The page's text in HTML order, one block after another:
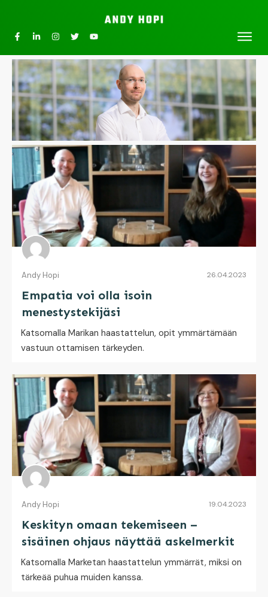
Andy Hopi 26.04.2023
Empatia voi olla isoin
menestystekijäsi
Katsomalla Marikan haastattelun, opit ymmärtämään
vastuun ottamisen tärkeyden.
Andy Hopi 19.04.2023
Keskityn omaan tekemiseen –
sisäinen ohjaus näyttää askelmerkit
Katsomalla Marketan haastattelun ymmärrät, miksi on
tärkeää puhua muiden kanssa.